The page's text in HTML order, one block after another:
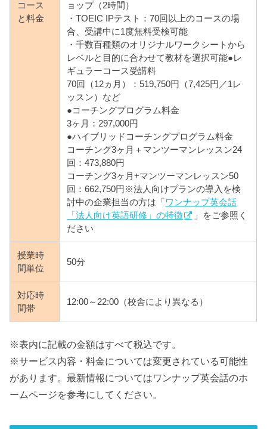
コース
と料金
ョップ（2時間）
・TOEIC IPテスト：70回以上のコースの場
合、受講中に1度無料受検可能
・千数百種類のオリジナルワークシートから
レベルと目的に合わせて教材を選択可能●レ
ギュラーコース受講料
70回（12ヵ月）：519,750円（7,425円／1レ
ッスン）など
●コーチングプログラム料金
3ヶ月：297,000円
●ハイブリッドコーチングプログラム料金
コーチング3ヶ月＋マンツーマンレッスン24
回：473,880円
コーチング3ヶ月+マンツーマンレッスン50
回：662,750円※法人向けプランの導入を検
討中の企業担当の方は「 ワンナップ英会話
「法人向け英語研修」の特徴
」をご参照く
ださい
授業時
間単位
50分
対応時
間帯
12:00～22:00（校舎により異なる）
※表内に記載の金額はすべて税込です。
※サービス内容・料金については変更されている可能性
があります。最新情報についてはワンナップ英会話のホ
ームページを参考にしてください。